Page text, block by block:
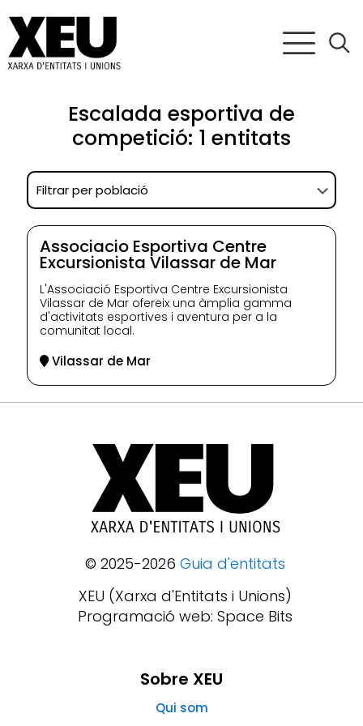
Escalada esportiva de
competició: 1 entitats
Associacio Esportiva Centre
Excursionista Vilassar de Mar
L'Associació Esportiva Centre Excursionista
Vilassar de Mar ofereix una àmplia gamma
d'activitats esportives i aventura per a la
comunitat local.
Vilassar de Mar
© 2025-2026 Guia d'entitats
XEU (Xarxa d'Entitats i Unions)
Programació web: Space Bits
Sobre XEU
Qui som